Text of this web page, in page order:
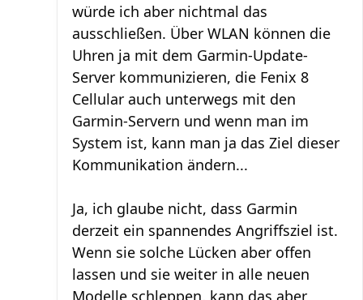
würde ich aber nichtmal das
ausschließen. Über WLAN können die
Uhren ja mit dem Garmin-Update-
Server kommunizieren, die Fenix 8
Cellular auch unterwegs mit den
Garmin-Servern und wenn man im
System ist, kann man ja das Ziel dieser
Kommunikation ändern...
Ja, ich glaube nicht, dass Garmin
derzeit ein spannendes Angriffsziel ist.
Wenn sie solche Lücken aber offen
lassen und sie weiter in alle neuen
Modelle schleppen, kann das aber